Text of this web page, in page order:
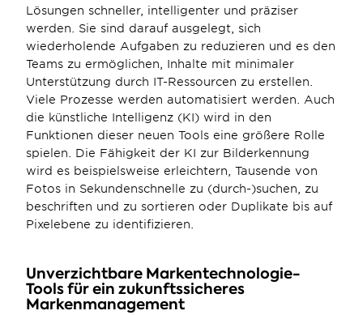
Lösungen schneller, intelligenter und präziser
werden. Sie sind darauf ausgelegt, sich
wiederholende Aufgaben zu reduzieren und es den
Teams zu ermöglichen, Inhalte mit minimaler
Unterstützung durch IT-Ressourcen zu erstellen.
Viele Prozesse werden automatisiert werden. Auch
die künstliche Intelligenz (KI) wird in den
Funktionen dieser neuen Tools eine größere Rolle
spielen. Die Fähigkeit der KI zur Bilderkennung
wird es beispielsweise erleichtern, Tausende von
Fotos in Sekundenschnelle zu (durch-)suchen, zu
beschriften und zu sortieren oder Duplikate bis auf
Pixelebene zu identifizieren.
Unverzichtbare Markentechnologie-
Tools für ein zukunftssicheres
Markenmanagement